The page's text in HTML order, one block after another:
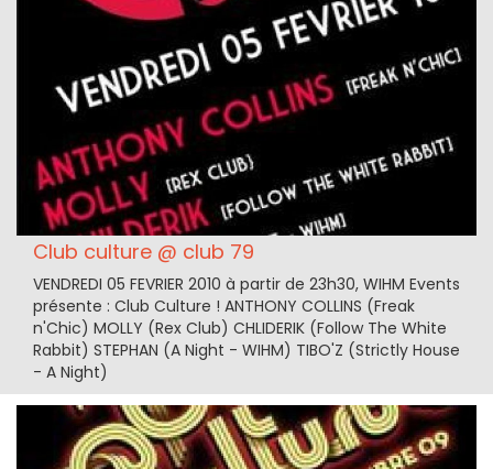
Club culture @ club 79
VENDREDI 05 FEVRIER 2010 à partir de 23h30, WIHM Events
présente : Club Culture ! ANTHONY COLLINS (Freak
n'Chic) MOLLY (Rex Club) CHLIDERIK (Follow The White
Rabbit) STEPHAN (A Night - WIHM) TIBO'Z (Strictly House
- A Night)